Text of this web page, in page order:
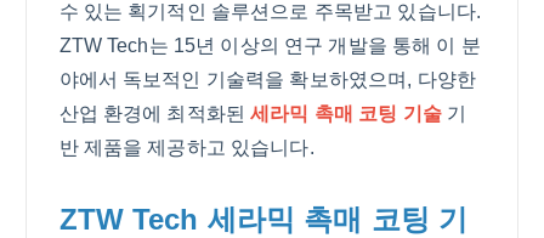
수 있는 획기적인 솔루션으로 주목받고 있습니다.
ZTW Tech는 15년 이상의 연구 개발을 통해 이 분
야에서 독보적인 기술력을 확보하였으며, 다양한
산업 환경에 최적화된세라믹 촉매 코팅 기술기
반 제품을 제공하고 있습니다.
ZTW Tech 세라믹 촉매 코팅 기